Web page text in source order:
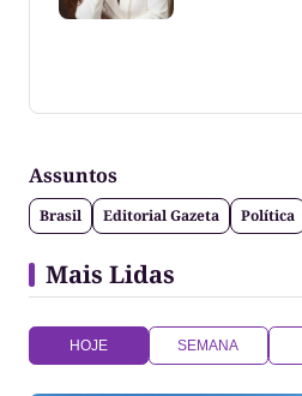
consultora de comunicação.
político e anti-fake!
Assuntos
Brasil Editorial Gazeta Política
Mais Lidas
HOJE SEMANA